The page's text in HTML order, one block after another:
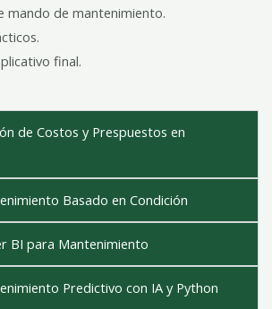
mando de mantenimiento.
final.
de Costos y Prespuestos en
Basado en Condición
BI para Mantenimiento
Predictivo con IA y Python